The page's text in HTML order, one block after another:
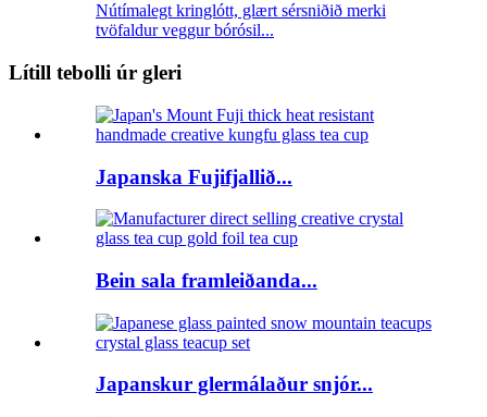
Nútímalegt kringlótt, glært sérsniðið merki
tvöfaldur veggur bórósil...
Lítill tebolli úr gleri
Japanska Fujifjallið...
Bein sala framleiðanda...
Japanskur glermálaður snjór...